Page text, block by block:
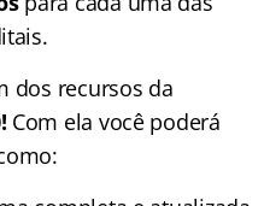
dos recursos da
Com ela você poderá